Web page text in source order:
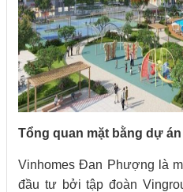
Tổng quan mặt bằng dự
Vinhomes Đan Phượng là
đầu tư bởi tập đoàn